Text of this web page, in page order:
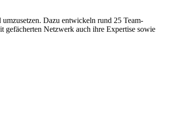
Dazu entwickeln rund 25 Team-
gefächerten Netzwerk auch ihre Expertise sowie